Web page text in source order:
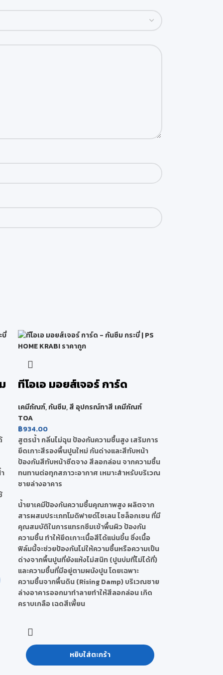
ทีโอเอ มอยส์เจอร์ การ์ด
เคมีภัณฑ์, กันซึม, สี อุปกรณ์ทาสี เคมีภัณฑ์
TOA
฿934.00
สูตรน้ำ กลิ่นไม่ฉุน ป้องกันความชื้นสูง เสริมการ
ยึดเกาะสีรองพื้นปูนใหม่ กันด่างและสีทับหน้า
ป้องกันสีทับหน้าซีดจาง สีลอกล่อน จากความชื้น
ทนทานต่อทุกสภาวะอากาศ เหมาะสำหรับบริเวณ
ชายล่างอาคาร
น้ำยาเคมีป้องกันความชื้นคุณภาพสูง ผลิตจาก
สารผสมประเภทโมดิฟายด์ไซเลน ไซล็อกเซน ที่มี
คุณสมบัติในการแทรกซึมเข้าพื้นผิว ป้องกัน
ความชื้น ทำให้ยึดเกาะเนื้อสีได้แน่นขึ้น ซึ่งเนื้อ
ฟิล์มนี้จะช่วยป้องกันไม่ให้ความชื้นหรือความเป็น
ด่างจากพื้นปูนที่ยังแห้งไม่สนิท (ปูนบ่มที่ไม่ได้ที่)
และความชื้นที่มีอยู่ตามผนังปูน โดยเฉพาะ
ความชื้นจากพื้นดิน (Rising Damp) บริเวณชาย
ล่างอาคารออกมาทำลายทำให้สีลอกล่อน เกิด
คราบเกลือ เฉดสีเพี้ยน
หยิบใส่ตะกร้า